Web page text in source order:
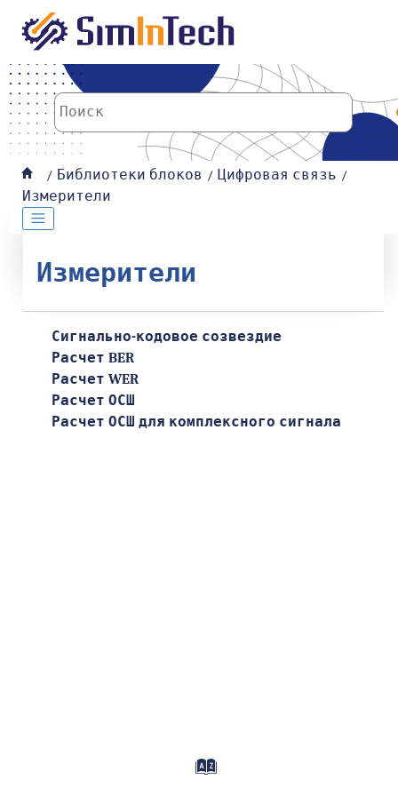
Библиотеки блоков
Цифровая связь
Измерители
Измерители
Сигнально-кодовое созвездие
Расчет BER
Расчет WER
Расчет ОСШ
Расчет ОСШ для комплексного сигнала